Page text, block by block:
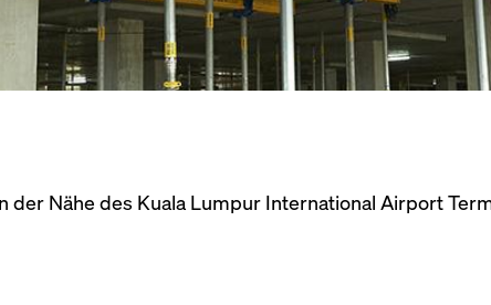
Nähe des Kuala Lumpur International Airport